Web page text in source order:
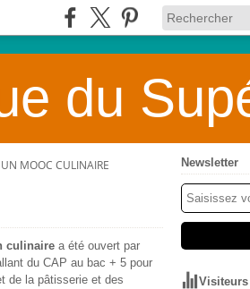
du
UN MOOC CULINAIRE
culinaire a été ouvert par
du CAP au bac + 5 pour
de la pâtisserie et des
Newsletter
Visiteurs